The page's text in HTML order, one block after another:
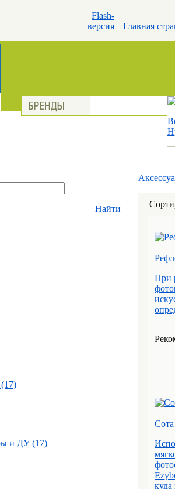
Flash-
версия
Главная
Найти
и ДУ (17)
При